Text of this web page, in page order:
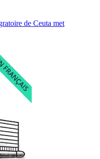
de Ceuta met